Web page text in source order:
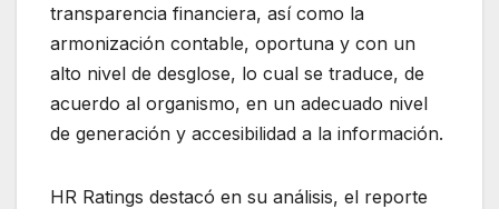
transparencia financiera, así como la
armonización contable, oportuna y con un
alto nivel de desglose, lo cual se traduce, de
acuerdo al organismo, en un adecuado nivel
de generación y accesibilidad a la información.
HR Ratings destacó en su análisis, el reporte